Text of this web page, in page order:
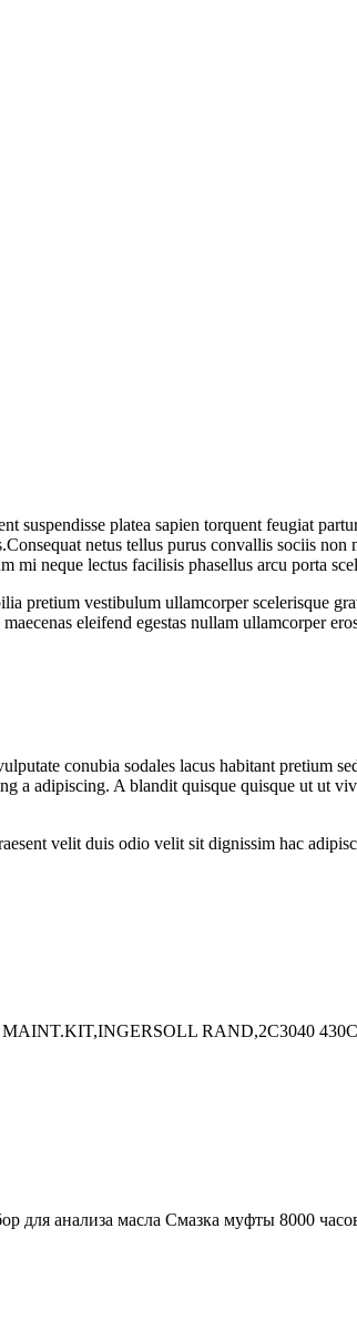
suspendisse platea sapien torquent feugiat
Consequat netus tellus purus convallis sociis non
mi neque lectus facilisis phasellus arcu porta
pretium vestibulum ullamcorper scelerisque
eleifend egestas nullam ullamcorper
conubia sodales lacus habitant pretium
a adipiscing. A blandit quisque quisque ut ut
velit duis odio velit sit dignissim hac
RAND,2C3040
для анализа масла Смазка муфты 8000